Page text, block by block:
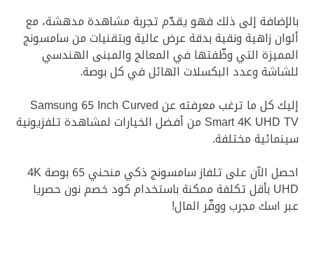
بالإضافة إلى ذلك فهو يقدّم تجربة مشاهدة مدهشة، مع
ألوان زاهية ونقية بدقة عرض عالية وبتقنيات من سامسونج
المميزة التي وظّفتها في المعالج والمبنى الهندسي
للشاشة وعدد البكسلات الهائل في كل بوصة.
إليك كل ما ترغب معرفته عن Samsung 65 Inch Curved
Smart 4K UHD TV من أفضل الخيارات لمشاهدة تلفزيونية
سينمائية مختلفة.
احصل الآن على تلفاز سامسونج ذكي منحني 65 بوصة 4K
UHD بأقل تكلفة ممكنة باستخدام كود خصم نون حصريا
عبر اسك مجرب ووفّر المال!